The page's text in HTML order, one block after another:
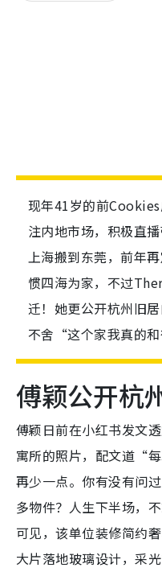
现年41岁的前
注内地市场，积极直
上海搬到东莞，前年
惯四海为家，不过
迁！她更公开杭州旧
不舍“这个家我真的和
傅颖公开杭
傅颖日前在小红书发文
寓所的照片，配文道“
再少一点。你有没有问
多物件？人生下半场，
可见，该单位装修简约
大片落地玻璃设计，采